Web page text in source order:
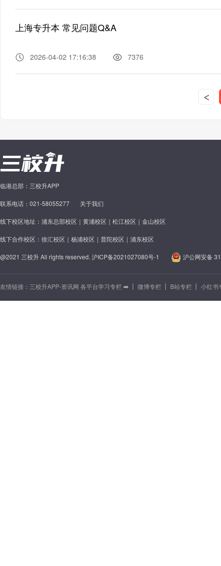
上海专升本 常见问题Q&A
2026-04-02 17:16:38 7376
<
临港总部：三校升APP
联系电话：021-58055277 关于我们
线下校区地址：浦东总部校区｜黄浦校区｜松江校区｜金山校区
线下合作校区：徐汇校区｜杨浦校区｜普陀校区｜浦东校区
@2021 三校升 All rights reserved. 沪ICP备2021027080号-1 沪公网安备
友情链接： 三校升APP-资讯网 各平台学习专栏 ➡️ 微博专栏 B站专栏 小红书